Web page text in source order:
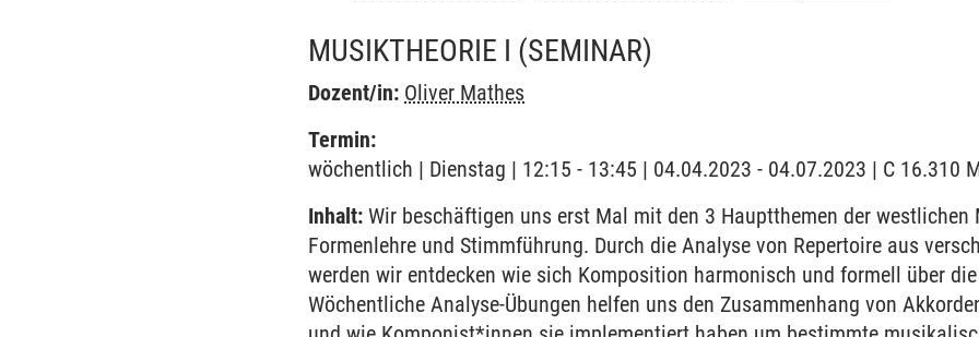
MUSIKTHEORIE I (SEMINAR)
Dozent/in: Oliver Mathes
Termin:
wöchentlich | Dienstag | 12:15 - 13:45 | 04.04.2023 - 04.07.2023 | C 16.310
Inhalt: Wir beschäftigen uns erst Mal mit den 3 Hauptthemen der westlichen
Formenlehre und Stimmführung. Durch die Analyse von Repertoire aus
werden wir entdecken wie sich Komposition harmonisch und formell über
Wöchentliche Analyse-Übungen helfen uns den Zusammenhang von